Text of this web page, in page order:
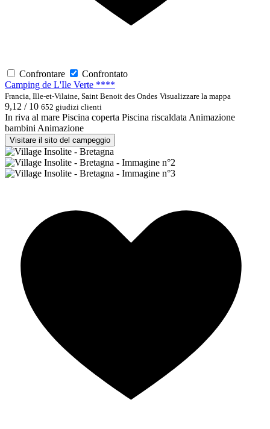
Confrontare
Confrontato
Camping de L'Ile Verte ****
Francia, Ille-et-Vilaine, Saint Benoit des Ondes Visualizzare la mappa
9,12 / 10 652 giudizi clienti
In riva al mare Piscina coperta Piscina riscaldataAnimazione
bambiniAnimazione
Visitare il sito del campeggio